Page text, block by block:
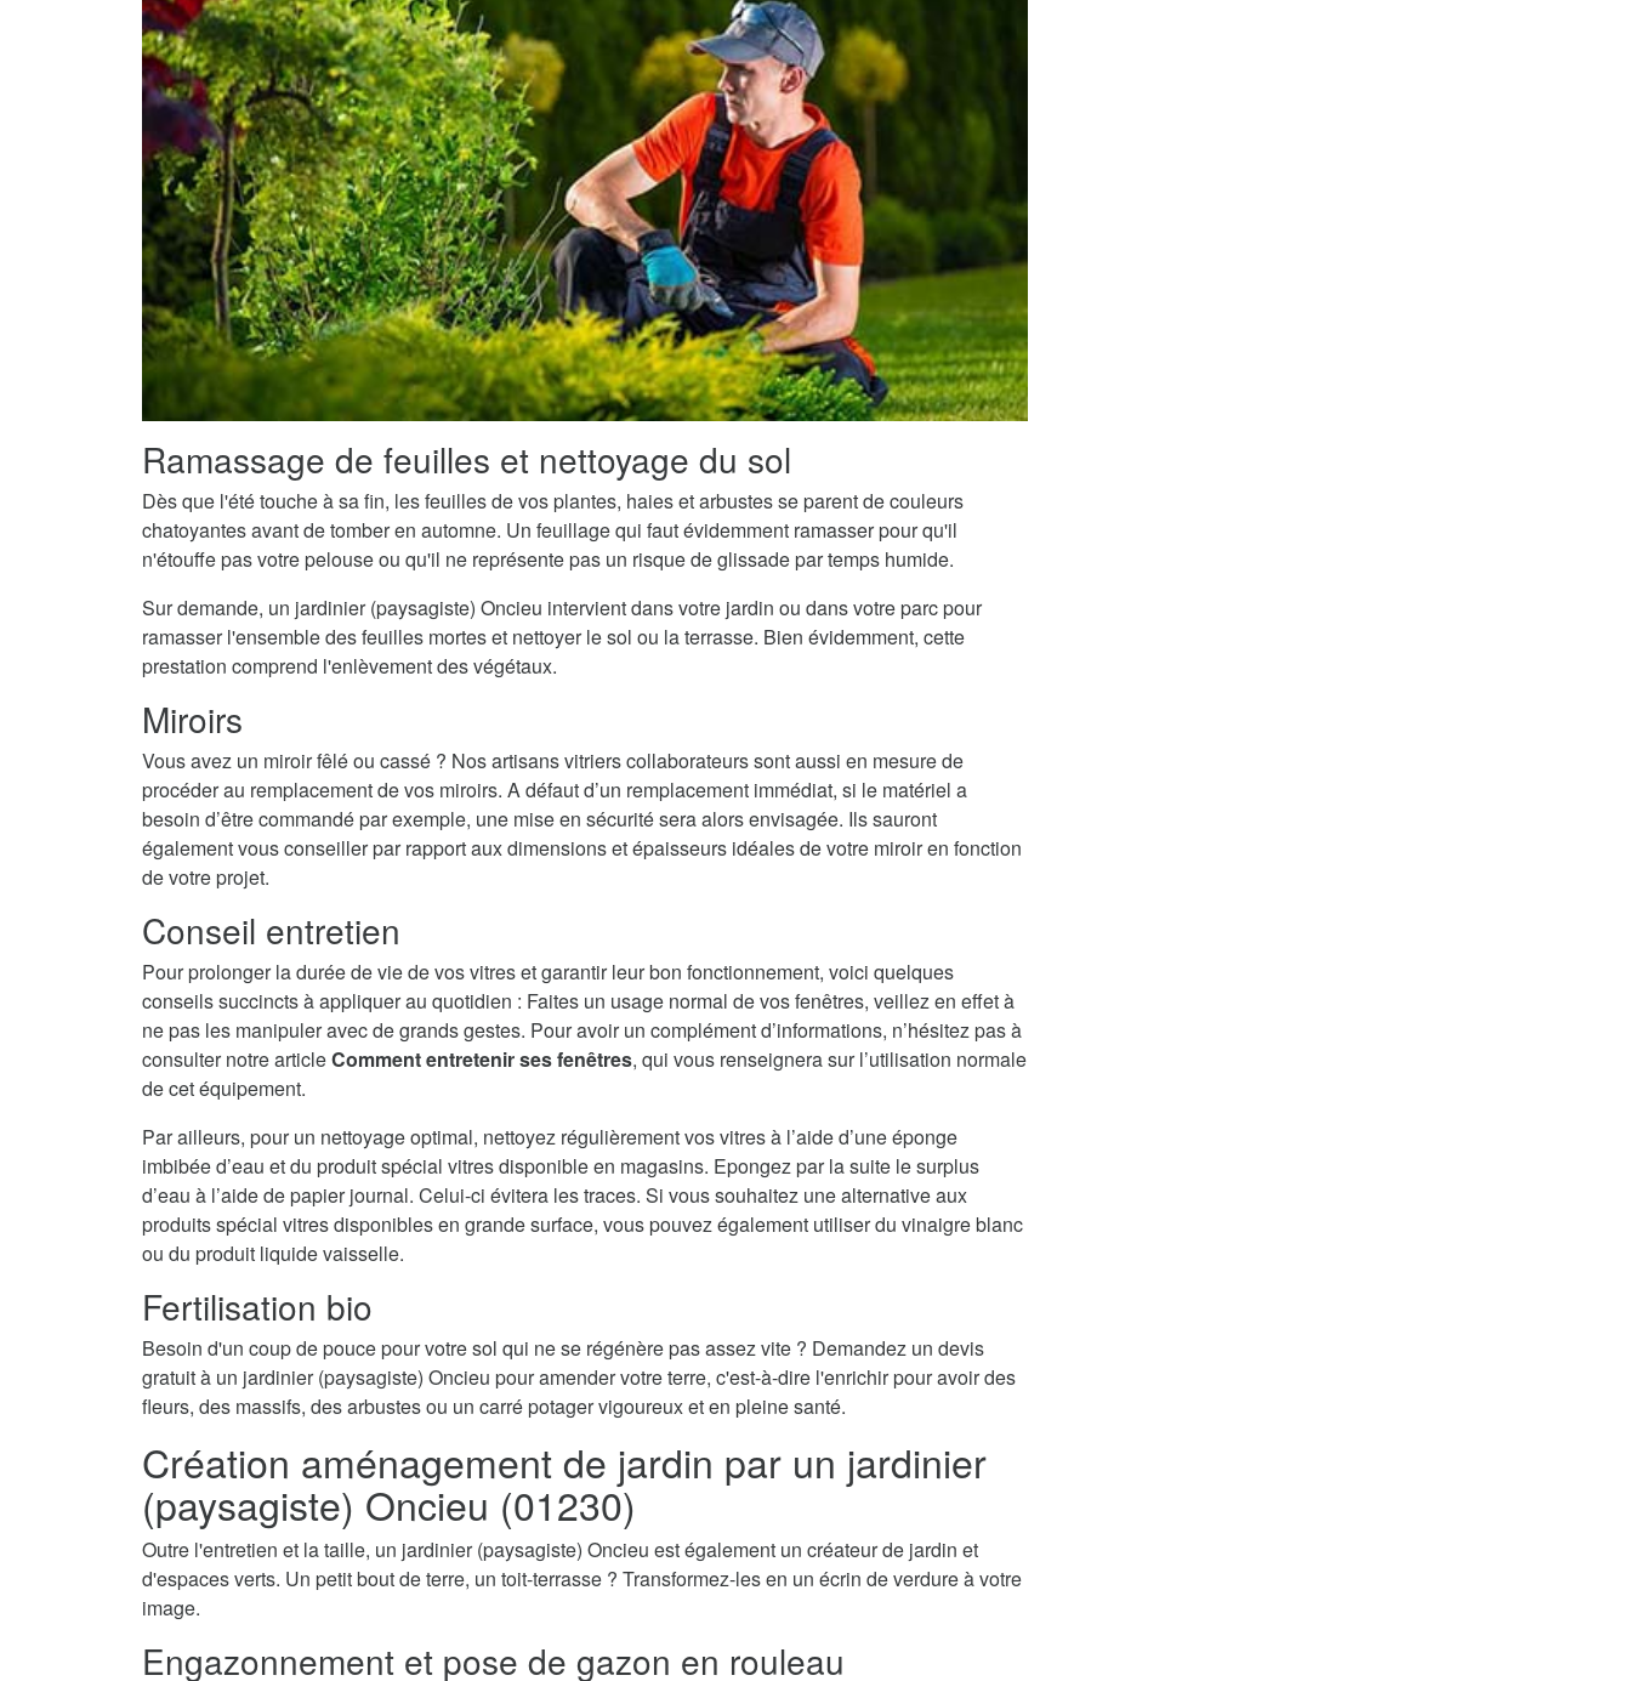
Ramassage de feuilles et nettoyage du sol
Dès que l'été touche à sa fin, les feuilles de vos plantes, haies et arbustes se parent de couleurs
chatoyantes avant de tomber en automne. Un feuillage qui faut évidemment ramasser pour qu'il
n'étouffe pas votre pelouse ou qu'il ne représente pas un risque de glissade par temps humide.
Sur demande, un jardinier (paysagiste) Oncieu intervient dans votre jardin ou dans votre parc pour
ramasser l'ensemble des feuilles mortes et nettoyer le sol ou la terrasse. Bien évidemment, cette
prestation comprend l'enlèvement des végétaux.
Miroirs
Vous avez un miroir fêlé ou cassé ? Nos artisans vitriers collaborateurs sont aussi en mesure de
procéder au remplacement de vos miroirs. A défaut d’un remplacement immédiat, si le matériel a
besoin d’être commandé par exemple, une mise en sécurité sera alors envisagée. Ils sauront
également vous conseiller par rapport aux dimensions et épaisseurs idéales de votre miroir en fonction
de votre projet.
Conseil entretien
Pour prolonger la durée de vie de vos vitres et garantir leur bon fonctionnement, voici quelques
conseils succincts à appliquer au quotidien : Faites un usage normal de vos fenêtres, veillez en effet à
ne pas les manipuler avec de grands gestes. Pour avoir un complément d’informations, n’hésitez pas à
consulter notre articleComment entretenir ses fenêtres, qui vous renseignera sur l’utilisation normale
de cet équipement.
Par ailleurs, pour un nettoyage optimal, nettoyez régulièrement vos vitres à l’aide d’une éponge
imbibée d’eau et du produit spécial vitres disponible en magasins. Epongez par la suite le surplus
d’eau à l’aide de papier journal. Celui-ci évitera les traces. Si vous souhaitez une alternative aux
produits spécial vitres disponibles en grande surface, vous pouvez également utiliser du vinaigre blanc
ou du produit liquide vaisselle.
Fertilisation bio
Besoin d'un coup de pouce pour votre sol qui ne se régénère pas assez vite ? Demandez un devis
gratuit à un jardinier (paysagiste) Oncieu pour amender votre terre, c'est-à-dire l'enrichir pour avoir des
fleurs, des massifs, des arbustes ou un carré potager vigoureux et en pleine santé.
Création aménagement de jardin par un jardinier
(paysagiste) Oncieu (01230)
Outre l'entretien et la taille, un jardinier (paysagiste) Oncieu est également un créateur de jardin et
d'espaces verts. Un petit bout de terre, un toit-terrasse ? Transformez-les en un écrin de verdure à votre
image.
Engazonnement et pose de gazon en rouleau